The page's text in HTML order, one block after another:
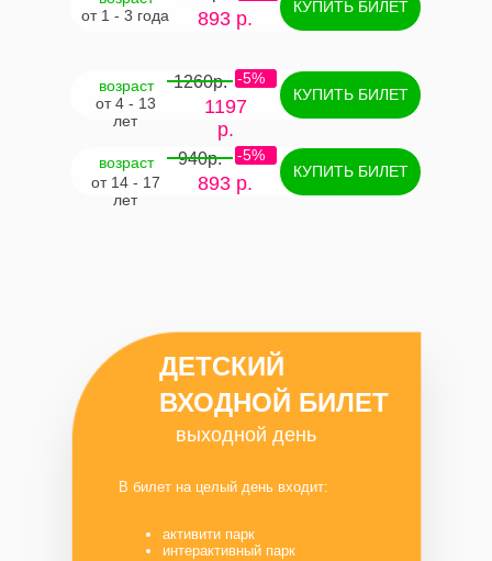
ДЕТСКИЙ
ВХОДНОЙ БИЛЕТ
выходной день
КУПИТЬ БИЛЕТ
893 р.
от 1 - 3 года
КУПИТЬ БИЛЕТ
возраст 1260р.
1197
р.
от 4 - 13
лет
-5%
КУПИТЬ БИЛЕТ
893 р.
возраст
от 14 - 17
лет
940р. -5%
В билет на целый день входит:
активити парк
интерактивный парк